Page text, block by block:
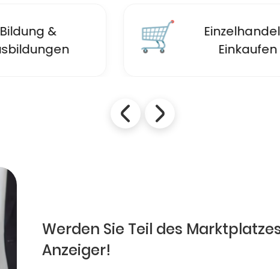
🛒
Einzelhandel &
Einkaufen
Werden Sie Teil des
Anzeiger!